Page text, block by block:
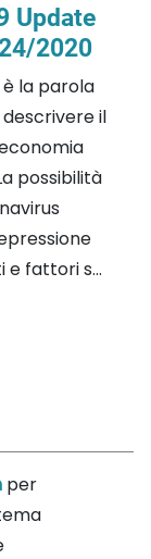
Update
2020
la parola
il
possibilità
e fattori s...
per